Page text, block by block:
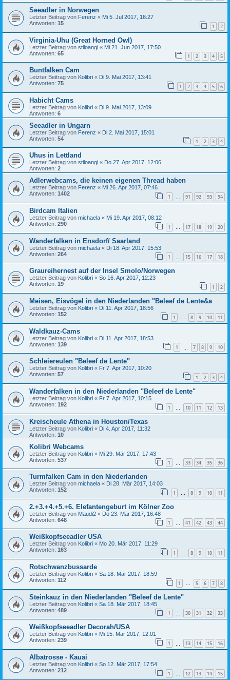
Seeadler in Norwegen
Letzter Beitrag von Ferenz « Mi 5. Jul 2017, 16:27
Antworten: 15 1 2
Virginia-Uhu (Great Horned Owl)
Letzter Beitrag von stiloangi « Mi 21. Jun 2017, 17:50
Antworten: 65 1 2 3 4 5
Buntfalken Cam
Letzter Beitrag von Kolibri « Di 9. Mai 2017, 13:41
Antworten: 75 1 2 3 4 5 6
Habicht Cams
Letzter Beitrag von Kolibri « Di 9. Mai 2017, 13:09
Antworten: 6
Seeadler in Ungarn
Letzter Beitrag von Ferenz « Di 2. Mai 2017, 15:01
Antworten: 54 1 2 3 4
Uhus in Lettland
Letzter Beitrag von stiloangi « Do 27. Apr 2017, 12:06
Antworten: 2
Adlerwebcams, die keinen eigenen Thread haben
Letzter Beitrag von Ferenz « Mi 26. Apr 2017, 07:46
Antworten: 1402 1 91 92 93 94
Birdcam Italien
Letzter Beitrag von michaela « Mi 19. Apr 2017, 08:12
Antworten: 290 1 … 17 18 19 20
Wanderfalken in Ensdorf/ Saarland
Letzter Beitrag von michaela « Di 18. Apr 2017, 15:53
Antworten: 264 1 15 16 17 18
Graureihernest auf der Insel Smolo/Norwegen
Letzter Beitrag von Kolibri « So 16. Apr 2017, 12:23
Antworten: 19 1 2
Meisen, Eisvögel in den Niederlanden "Beleef de Lente&a
Letzter Beitrag von Kolibri « Di 11. Apr 2017, 18:56
Antworten: 152 1 … 8 9 10 11
Waldkauz-Cams
Letzter Beitrag von Kolibri « Di 11. Apr 2017, 18:53
Antworten: 139 1 7 8 9 10
Schleiereulen "Beleef de Lente"
Letzter Beitrag von Kolibri « Fr 7. Apr 2017, 10:20
Antworten: 57 1 2 3 4
Wanderfalken in den Niederlanden "Beleef de Lente"
Letzter Beitrag von Kolibri « Fr 7. Apr 2017, 10:15
Antworten: 192 1 … 10 11 12 13
Kreischeule Athena in Houston/Texas
Letzter Beitrag von Kolibri « Di 4. Apr 2017, 11:32
Antworten: 10
Kolibri Webcams
Letzter Beitrag von Kolibri « Mi 29. Mär 2017, 17:43
Antworten: 537 1 33 34 35 36
Turmfalken Cam in den Niederlanden
Letzter Beitrag von michaela « Di 28. Mär 2017, 14:03
Antworten: 152 1 … 8 9 10 11
2.+3.+4.+5.+6. Elefantengeburt im Kölner Zoo
Letzter Beitrag von Maudi2 « Do 23. Mär 2017, 16:48
Antworten: 648 1 41 42 43 44
Weißkopfseeadler USA
Letzter Beitrag von Kolibri « Mo 20. Mär 2017, 11:29
Antworten: 163 1 8 9 10 11
Rotschwanzbussarde
Letzter Beitrag von Kolibri « Sa 18. Mär 2017, 18:59
Antworten: 112 1 … 5 6 7 8
Steinkauz in den Niederlanden "Beleef de Lente"
Letzter Beitrag von Kolibri « Sa 18. Mär 2017, 18:45
Antworten: 489 1 30 31 32 33
Weißkopfseeadler Decorah/USA
Letzter Beitrag von Kolibri « Mi 15. Mär 2017, 12:01
Antworten: 239 1 13 14 15 16
Albatrosse - Kauai
Letzter Beitrag von Kolibri « So 12. Mär 2017, 17:54
Antworten: 212 1 … 12 13 14 15